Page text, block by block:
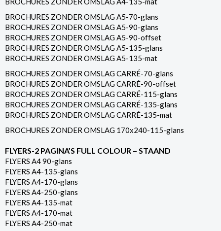
BROCHURES ZONDER OMSLAG A5-70-glans
BROCHURES ZONDER OMSLAG A5-90-glans
BROCHURES ZONDER OMSLAG A5-90-offset
BROCHURES ZONDER OMSLAG A5-135-glans
BROCHURES ZONDER OMSLAG A5-135-mat
BROCHURES ZONDER OMSLAG CARRÉ-70-glans
BROCHURES ZONDER OMSLAG CARRÉ-90-offset
BROCHURES ZONDER OMSLAG CARRÉ-115-glans
BROCHURES ZONDER OMSLAG CARRÉ-135-glans
BROCHURES ZONDER OMSLAG CARRÉ-135-mat
BROCHURES ZONDER OMSLAG 170x240-115-glans
FLYERS-2 PAGINA’S FULL COLOUR – STAAND
FLYERS A4 90-glans
FLYERS A4-135-glans
FLYERS A4-170-glans
FLYERS A4-250-glans
FLYERS A4-135-mat
FLYERS A4-170-mat
FLYERS A4-250-mat